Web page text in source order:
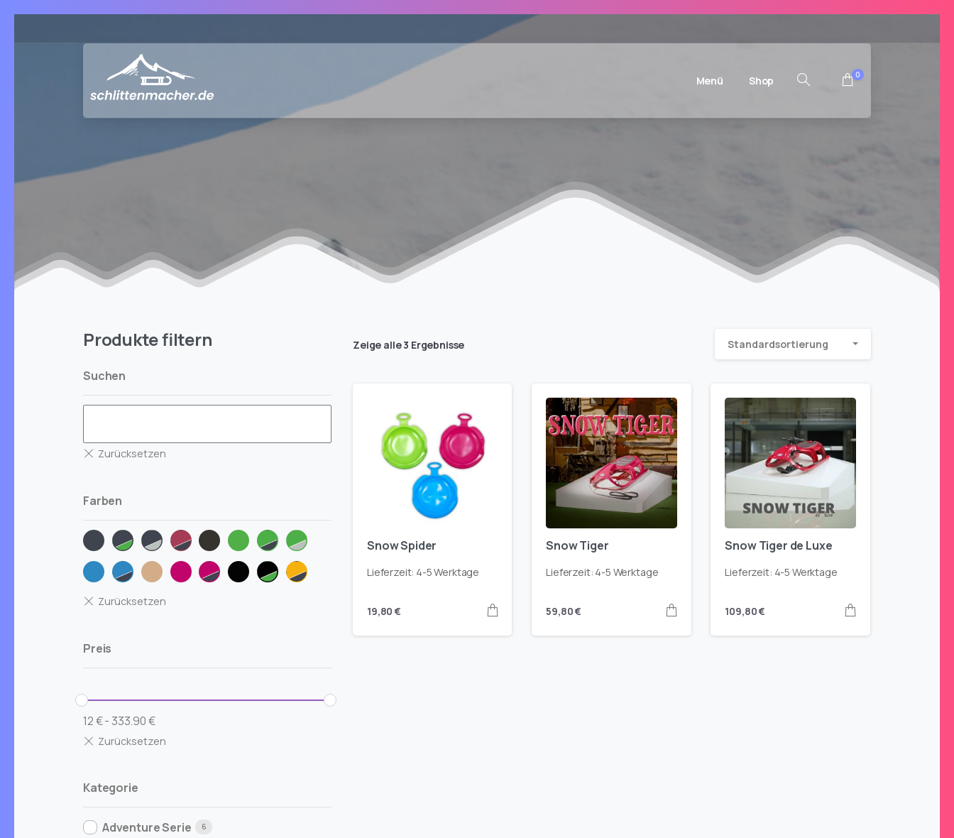
Menü Shop
Suchen
0
Zeige alle 3 Ergebnisse Standardsortierung
Snow Spider
Lieferzeit: 4-5 Werktage
19,80€
Snow Tiger
Lieferzeit: 4-5 Werktage
59,80€
Snow Tiger de Luxe
Lieferzeit: 4-5 Werktage
109,80€
Produkte filtern
Suchen
Farben
anthrazitanthrazit-
gruen
anthrazit-
silber
berry-
anthrazit
grau-
meliert
gruengruen-
anthrazit
gruen-
silber
iceblueiceblue-
anthrazit
natur pink pink-
anthrazit
schwarzschwarz-
gruen
sonderfarbe-
2025-
Preis
12€-333.90€
Kategorie
Adventure Serie 6